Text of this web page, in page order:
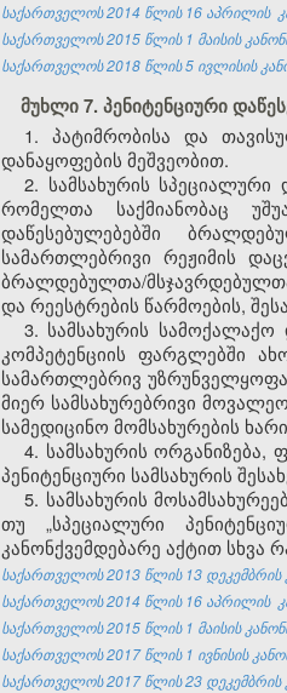
საქართველოს 2014 წლის 16 აპრილის
საქართველოს 2015 წლის 1 მაისის
საქართველოს 2018 წლის 5 ივლისის
მუხლი 7. პენიტენციური
1. პატიმრობისა და
დანაყოფების მეშვეობით.
2. სამსახურის
რომელთა საქმიანობაც
დაწესებულებებში
სამართლებრივი რეჟიმის
ბრალდებულთა/
და რეესტრების წარმოების,
3. სამსახურის
კომპეტენციის ფარგლებში
სამართლებრივ
მიერ სამსახურებრივი
სამედიცინო მომსახურების
4. სამსახურის ორგანიზება,
პენიტენციური სამსახურის
5. სამსახურის
თუ „სპეციალური
კანონქვემდებარე აქტით სხვა
საქართველოს 2013 წლის 13 დეკემბრის
საქართველოს 2014 წლის 16 აპრილის
საქართველოს 2015 წლის 1 მაისის
საქართველოს 2017 წლის 1 ივნისის
საქართველოს 2017 წლის 23 დეკემბრის